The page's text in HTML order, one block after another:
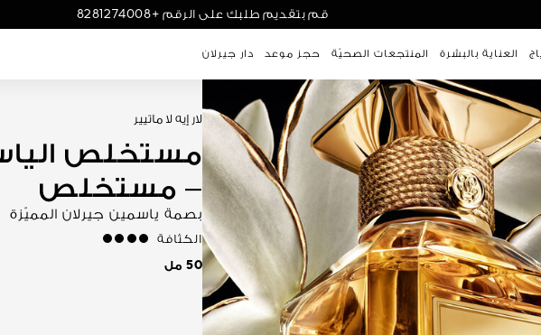
قم بتقديم طلبك على الرقم +8281274008
العناية بالبشرة المنتجعات الصحيّة حجز موعد دار جيرلان
لار إيه لا ماتيير
– مستخلص
بصمة ياسمين جيرلان المميّزة
الكثافة
50 مل